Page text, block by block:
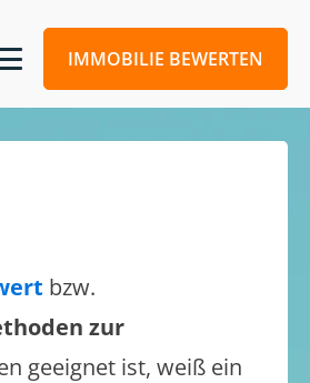
IMMOBILIE BEWERTEN
bzw.
zur
geeignet ist, weiß ein